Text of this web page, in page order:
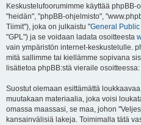
Keskustelufoorumimme käyttää
"heidän", "phpBB-ohjelmisto",
Tiimit"), joka on julkaistu "General
"GPL") ja se voidaan ladata osoitteesta
vain ympäristön internet-keskustelulle.
mitä sallimme tai kiellämme sopivana
lisätietoa phpBB:stä vieraile osoitteessa:
Suostut olemaan esittämättä
muutakaan materiaalia, joka voisi
omassa maassasi, se maa, johon
kansainvälisiä lakeja. Toimimalla tätä